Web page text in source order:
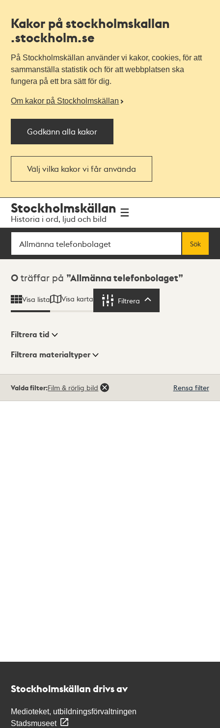
Kakor på stockholmskallan
.stockholm.se
På Stockholmskällan använder vi kakor, cookies, för att
sammanställa statistik och för att webbplatsen ska
fungera på ett bra sätt för dig.
Om kakor på Stockholmskällan
Godkänn alla kakor
Välj vilka kakor vi får använda
navigationen
huvudinnehållet
Stockholmskällan
Historia i ord, ljud och bild
Sök
Sök
Sökresultat
0 träffar på Allmänna telefonbolaget
Visa lista Visa karta Filtrera
Visningsläge
Filtrera tid
Filtrera materialtyper
träffar
Valda filter:Film & rörlig bild Rensa filter
Stockholmskällan drivs av
Medioteket, utbildningsförvaltningen
Stadsmuseet